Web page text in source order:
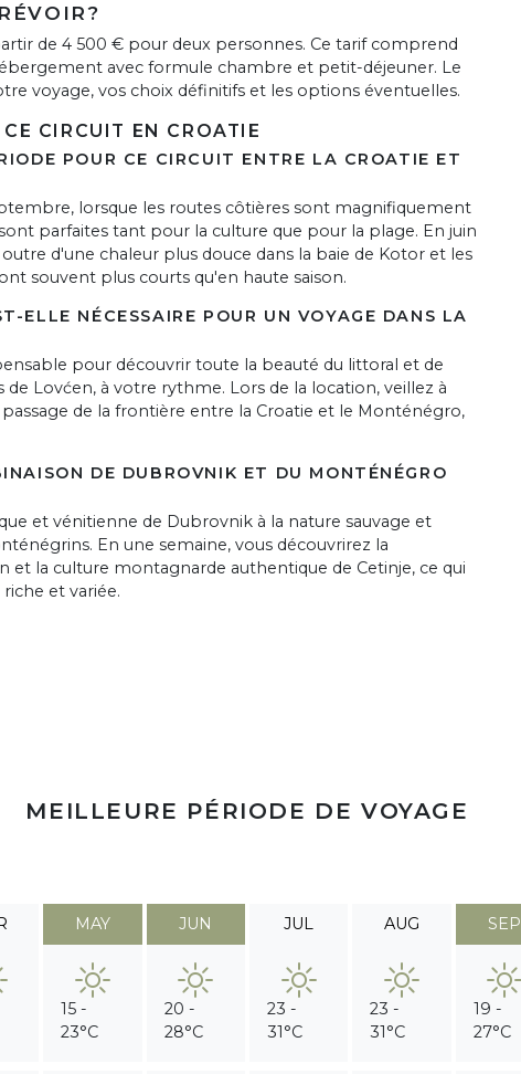
de 4 500 € pour deux personnes. Ce tarif comprend
avec formule chambre et petit-déjeuner. Le
voyage, vos choix définitifs et les options éventuelles.
CIRCUIT EN CROATIE
POUR CE CIRCUIT ENTRE LA CROATIE ET
lorsque les routes côtières sont magnifiquement
parfaites tant pour la culture que pour la plage. En juin
d'une chaleur plus douce dans la baie de Kotor et les
souvent plus courts qu'en haute saison.
ELLE NÉCESSAIRE POUR UN VOYAGE DANS LA
pour découvrir toute la beauté du littoral et de
Lovćen, à votre rythme. Lors de la location, veillez à
de la frontière entre la Croatie et le Monténégro,
DE DUBROVNIK ET DU MONTÉNÉGRO
et vénitienne de Dubrovnik à la nature sauvage et
En une semaine, vous découvrirez la
et la culture montagnarde authentique de Cetinje, ce qui
et variée.
MEILLEURE PÉRIODE DE VOYAGE
MAY
15 -
23°C
JUN
20 -
28°C
JUL
23 -
31°C
AUG
23 -
31°C
SEP
19 -
27°C